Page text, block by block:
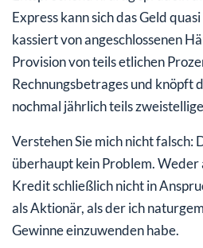
Express kann sich das Geld
kassiert von angeschlossenen
Provision von teils etlichen
Rechnungsbetrages und knöpft
nochmal jährlich teils
Verstehen Sie mich nicht falsch:
überhaupt kein Problem. Weder
Kredit schließlich nicht in
als Aktionär, als der ich
Gewinne einzuwenden habe.